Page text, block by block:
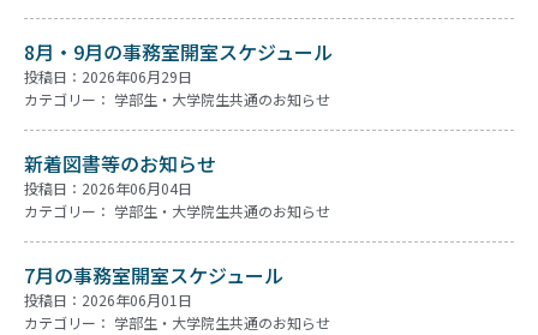
8月・9月の事務室開室スケジュール
投稿日：2026年06月29日
カテゴリー： 学部生・大学院生共通のお知らせ
新着図書等のお知らせ
投稿日：2026年06月04日
カテゴリー： 学部生・大学院生共通のお知らせ
7月の事務室開室スケジュール
投稿日：2026年06月01日
カテゴリー： 学部生・大学院生共通のお知らせ